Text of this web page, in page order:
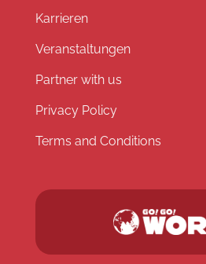
Karrieren
Veranstaltungen
Partner with us
Privacy Policy
Terms and Conditions